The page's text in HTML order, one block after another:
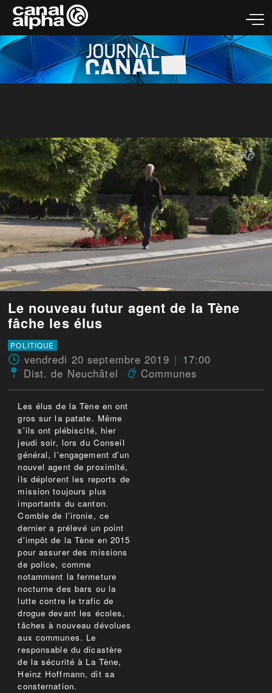
Le nouveau futur agent de la Tène
fâche les élus
POLITIQUE
vendredi 20 septembre 2019
17:00
Dist. de Neuchâtel
Communes
Les élus de la Tène en ont
gros sur la patate. Même
s'ils ont plébiscité, hier
jeudi soir, lors du Conseil
général, l'engagement d'un
nouvel agent de proximité,
ils déplorent les reports de
mission toujours plus
importants du canton.
Comble de l'ironie, ce
dernier a prélevé un point
d'impôt de la Tène en 2015
pour assurer des missions
de police, comme
notamment la fermeture
nocturne des bars ou la
lutte contre le trafic de
drogue devant les écoles,
tâches à nouveau dévolues
aux communes. Le
responsable du dicastère
de la sécurité à La Tène,
Heinz Hoffmann, dit sa
consternation.